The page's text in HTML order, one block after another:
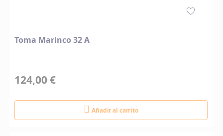
Toma Marinco 32 A
124,00 €
Añadir al carrito